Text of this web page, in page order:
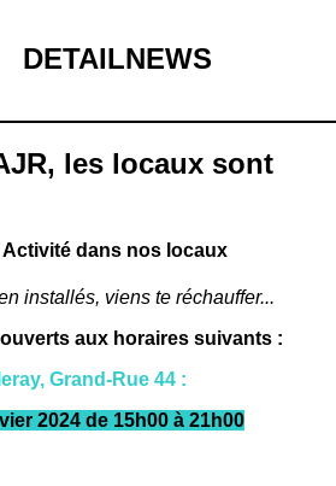
DETAILNEWS
les locaux sont
Activité dans nos locaux
installés, viens te réchauffer...
aux horaires suivants :
Grand-Rue 44 :
2024 de 15h00 à 21h00